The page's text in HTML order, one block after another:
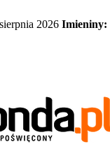
2026 Imieniny: